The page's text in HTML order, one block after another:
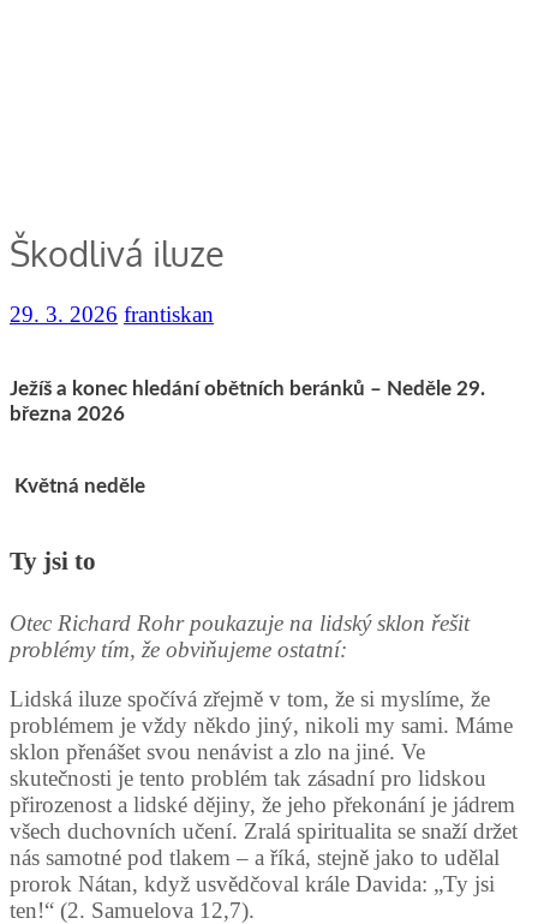
Škodlivá iluze
29. 3. 2026 frantiskan
Ježíš a konec hledání obětních beránků – Neděle 29.
března 2026
Květná neděle
Ty jsi to
Otec Richard Rohr poukazuje na lidský sklon řešit
problémy tím, že obviňujeme ostatní:
Lidská iluze spočívá zřejmě v tom, že si myslíme, že
problémem je vždy někdo jiný, nikoli my sami. Máme
sklon přenášet svou nenávist a zlo na jiné. Ve
skutečnosti je tento problém tak zásadní pro lidskou
přirozenost a lidské dějiny, že jeho překonání je jádrem
všech duchovních učení. Zralá spiritualita se snaží držet
nás samotné pod tlakem – a říká, stejně jako to udělal
prorok Nátan, když usvědčoval krále Davida: „Ty jsi
ten!“ (2. Samuelova 12,7).